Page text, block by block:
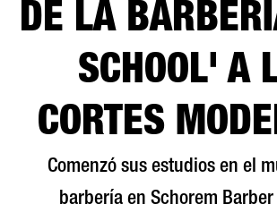
DE LA
SCHOOL' A
CORTES
Comenzó sus estudios en el
barbería en Schorem Barber